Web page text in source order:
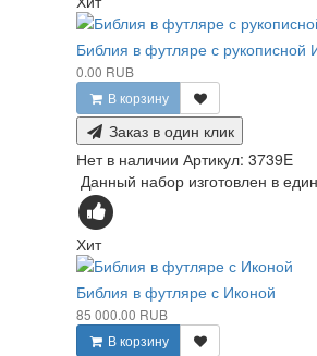
Библия в футляре с рукописной
0.00 RUB
В корзину
Заказ в один клик
Нет в наличии Артикул: 3739E
Данный набор изготовлен в
Хит
Библия в футляре с Иконой
85 000.00 RUB
В корзину